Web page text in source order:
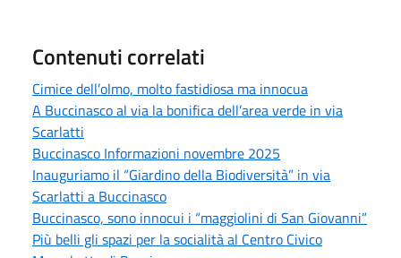
Contenuti correlati
Cimice dell’olmo, molto fastidiosa ma innocua
A Buccinasco al via la bonifica dell’area verde in via
Scarlatti
Buccinasco Informazioni novembre 2025
Inauguriamo il “Giardino della Biodiversità” in via
Scarlatti a Buccinasco
Buccinasco, sono innocui i “maggiolini di San Giovanni”
Più belli gli spazi per la socialità al Centro Civico